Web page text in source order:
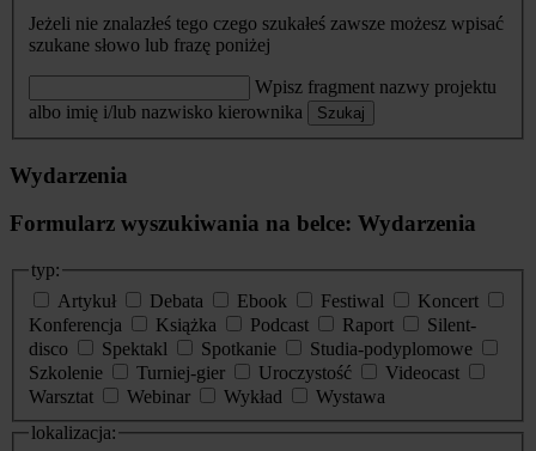
Jeżeli nie znalazłeś tego czego szukałeś zawsze możesz wpisać
szukane słowo lub frazę poniżej
Wpisz fragment nazwy projektu
albo imię i/lub nazwisko kierownika
Szukaj
Wydarzenia
Formularz wyszukiwania na belce: Wydarzenia
typ:
Artykuł
Debata Ebook Festiwal
Koncert
Konferencja
Książka Podcast Raport
Silent-
disco
Spektakl Spotkanie
Studia-podyplomowe
Szkolenie
Turniej-gier Uroczystość
Videocast
Warsztat
Webinar Wykład
Wystawa
lokalizacja: